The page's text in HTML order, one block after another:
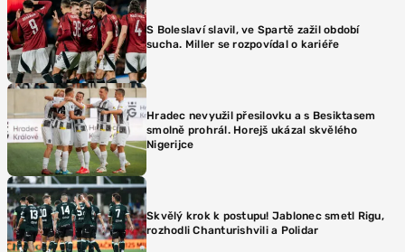
S Boleslaví slavil, ve Spartě zažil období
sucha. Miller se rozpovídal o kariéře
Hradec nevyužil přesilovku a s Besiktasem
smolně prohrál. Horejš ukázal skvělého
Nigerijce
Skvělý krok k postupu! Jablonec smetl Rigu,
rozhodli Chanturishvili a Polidar